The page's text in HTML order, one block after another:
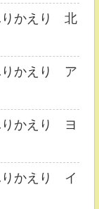
りかえり 北
りかえり ア
りかえり ヨ
りかえり イ